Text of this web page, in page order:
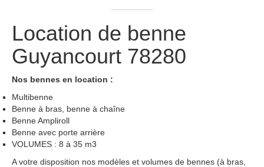
Location de benne
Guyancourt 78280
Nos bennes en location :
Multibenne
Benne à bras, benne à chaîne
Benne Ampliroll
Benne avec porte arrière
VOLUMES : 8 à 35 m3
A votre disposition nos modèles et volumes de bennes (à bras,